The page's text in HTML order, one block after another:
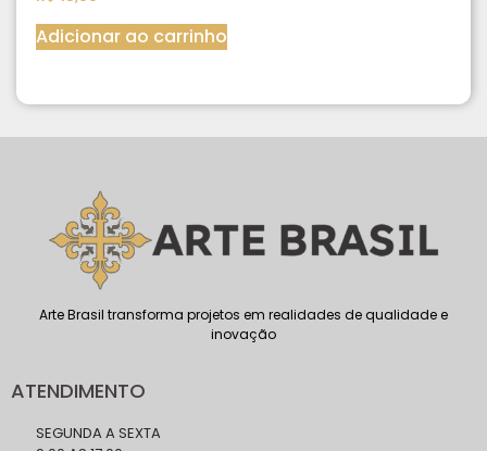
Adicionar ao carrinho
Arte Brasil transforma projetos em realidades de qualidade e
inovação
ATENDIMENTO
SEGUNDA A SEXTA